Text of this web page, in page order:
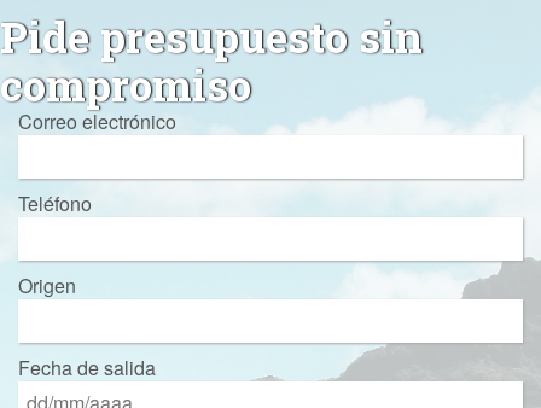
Pide presupuesto sin
compromiso
Correo electrónico
Teléfono
Origen
Fecha de salida